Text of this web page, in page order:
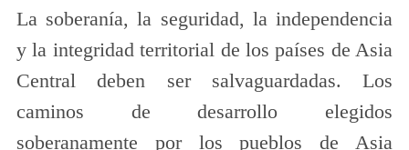
La soberanía, la seguridad, la independencia
y la integridad territorial de los países de Asia
Central deben ser salvaguardadas. Los
caminos de desarrollo elegidos
soberanamente por los pueblos de Asia